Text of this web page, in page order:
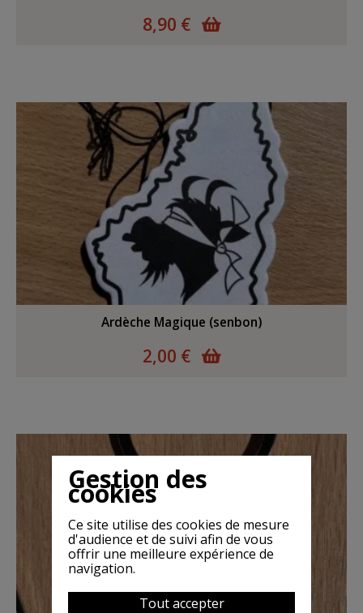
8,90 €
Ardèche Magique (senbon)
2,00 €
Gestion des
cookies
Ce site utilise des cookies de mesure
d'audience et de suivi afin de vous
offrir une meilleure expérience de
navigation.
Tout accepter